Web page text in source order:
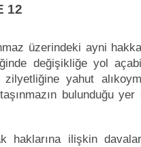
12
üzerindeki ayni
değişikliğe yol
zilyetliğine yahut
bulunduğu
haklarına ilişkin